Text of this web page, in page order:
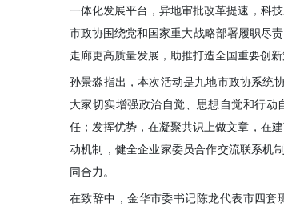
一体化发展平台，异地审批改革提速，科
市政协围绕党和国家重大战略部署履职尽
走廊更高质量发展，助推打造全国重要创新
孙景淼指出，本次活动是九地市政协系统
大家切实增强政治自觉、思想自觉和行
任；发挥优势，在凝聚共识上做文章，在
动机制，健全企业家委员合作交流联系机
同合力。
在致辞中，金华市委书记陈龙代表市四套